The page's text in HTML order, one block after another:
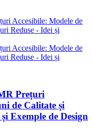
Prețuri
de Calitate și
Exemple de Design